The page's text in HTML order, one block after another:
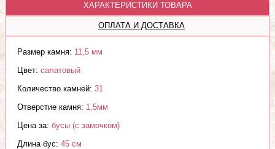
ХАРАКТЕРИСТИКИ ТОВАРА
ОПЛАТА И ДОСТАВКА
Размер камня: 11,5 мм
Цвет: салатовый
Количество камней: 31
Отверстие камня: 1,5мм
Цена за: бусы (с замочком)
Длина бус: 45 см